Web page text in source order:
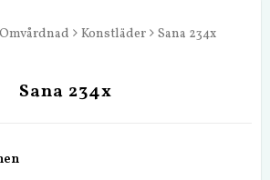
Konstläder Sana 234x
Sana 234x